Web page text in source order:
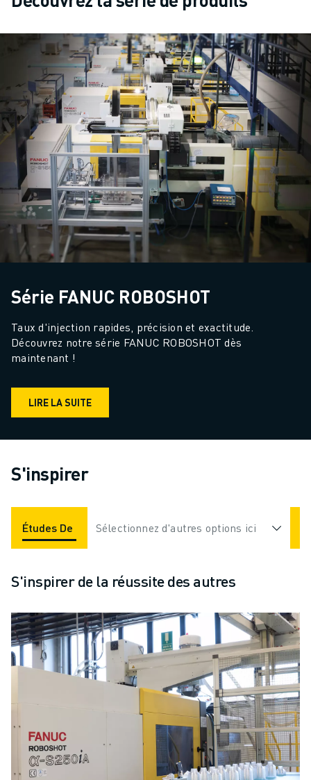
Série FANUC ROBOSHOT
Taux d'injection rapides, précision et exactitude.
Découvrez notre série FANUC ROBOSHOT dès
maintenant !
LIRE LA SUITE
S'inspirer
Études De Cas Applications Industries
Sélectionnez d'autres options ici
S'inspirer de la réussite des autres